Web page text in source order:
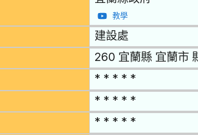
教學
建設處
260 宜蘭縣 宜蘭市
* * * * *
* * * * *
* * * * *